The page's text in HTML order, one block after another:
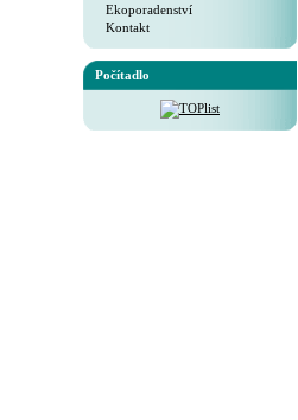
Ekoporadenství
Kontakt
Počítadlo